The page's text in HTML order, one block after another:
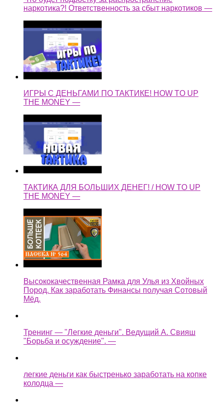
наркотика?! Ответственность за сбыт наркотиков —
ИГРЫ С ДЕНЬГАМИ ПО ТАКТИКЕ! HOW TO UP
THE MONEY —
ТАКТИКА ДЛЯ БОЛЬШИХ ДЕНЕГ! / HOW TO UP
THE MONEY —
Высококачественная Рамка для Улья из Хвойных
Пород. Как заработать Финансы получая Сотовый
Мёд.
Тренинг — "Легкие деньги". Ведущий А. Свияш
"Борьба и осуждение". —
легкие деньги как быстренько заработать на копке
колодца —